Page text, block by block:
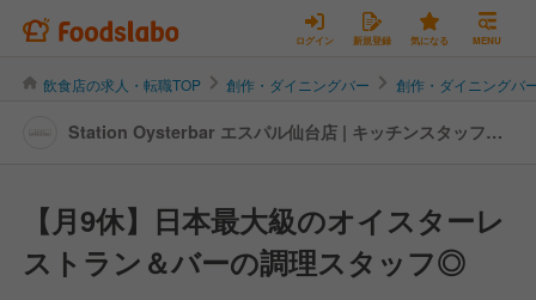
ログイン 新規登録 気になる MENU
飲食店の求人・転職TOP 創作・ダイニングバー 創作・ダイニングバ
Station Oysterbar エスパル仙台店 | キッチンスタッフの
【月9休】日本最大級のオイスターレ
ストラン＆バーの調理スタッフ◎